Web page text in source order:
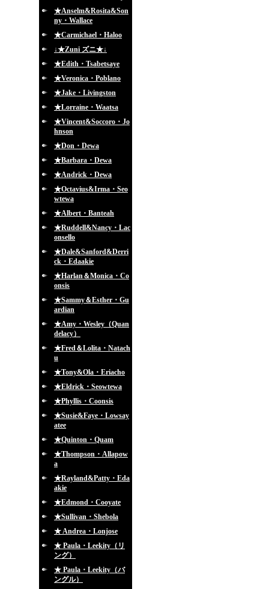
★Anselm&Rosita&Son
ny・Wallace
★Carmichael・Haloo
↓★Zuni ズニ★↓
★Edith・Tsabetsaye
★Veronica・Poblano
★Jake・Livingston
★Lorraine・Waatsa
★Vincent&Soccoro・Jo
hnson
★Don・Dewa
★Barbara・Dewa
★Andrick・Dewa
★Octavius&Irma・Seo
wtewa
★Albert・Banteah
★Ruddell&Nancy・Lac
onsello
★Dale&Sanford&Derri
ck・Edaakie
★Harlan＆Monica・Co
onsis
★Sammy＆Esther・Gu
ardian
★Amy・Wesley（Quan
delacy）
★Fred＆Lolita・Natach
u
★Tony&Ola・Eriacho
★Eldrick・Seowtewa
★Phyllis・Coonsis
★Susie&Faye・Lowsay
atee
★Quinton・Quam
★Thompson・Allapow
a
★Rayland&Patty・Eda
akie
★Edmond・Cooyate
★Sullivan・Shebola
★ Andrea・Lonjose
★ Paula・Leekity（リ
ング）
★ Paula・Leekity（バ
ングル）